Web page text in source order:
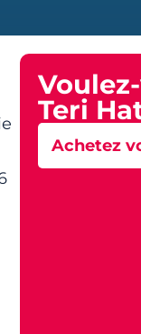
Teri
Achetez